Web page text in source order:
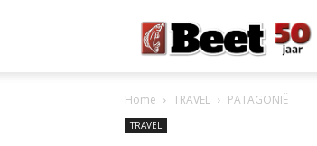
Home TRAVEL PATAGONIË
TRAVEL